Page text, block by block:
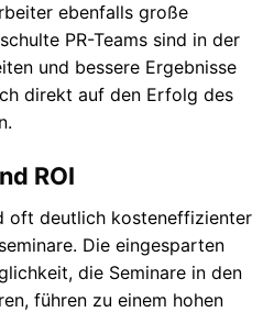
ebenfalls große
PR-Teams sind in der
und bessere Ergebnisse
direkt auf den Erfolg des
ROI
oft deutlich kosteneffizienter
Die eingesparten
die Seminare in den
führen zu einem hohen